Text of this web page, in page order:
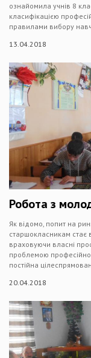
ознайомила учнів 8
класифікацією
правилами вибору
13.04.2018
Робота з
Як відомо, попит на
старшокласникам стає
враховуючи власні
проблемою
постійна
20.04.2018